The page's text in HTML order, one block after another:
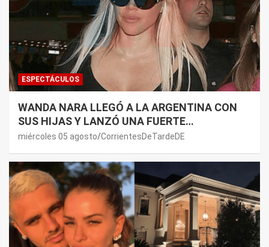
ESPECTÁCULOS
WANDA NARA LLEGÓ A LA ARGENTINA CON
SUS HIJAS Y LANZÓ UNA FUERTE
PREMONICIÓN SOBRE MAURO ICARDI
miércoles 05 agosto CorrientesDeTardeDE